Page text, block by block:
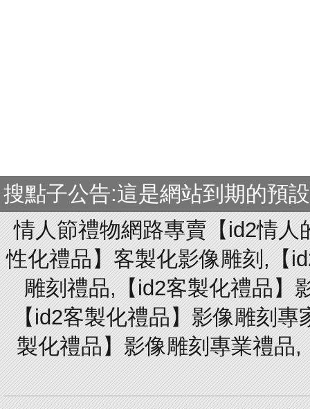
搜點子公告:這是網站到期的預
情人節禮物網路專賣【id2情
性化禮品】客製化影像雕刻,【
雕刻禮品,【id2客製化禮品】
【id2客製化禮品】影像雕刻
製化禮品】影像雕刻專業禮品